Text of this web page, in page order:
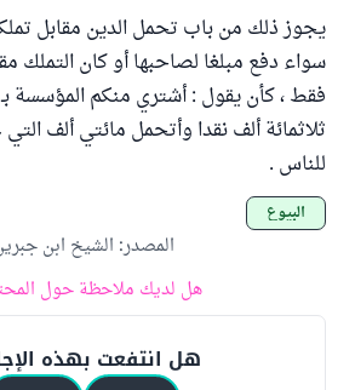
يجوز ذلك من باب تحمل الدين مقابل
سواء دفع مبلغا لصاحبها أو كان التملك
ثلاثمائة ألف نقدا وأتحمل مائتي ألف
للناس .
البيوع
المصدر: الشيخ ابن
هل لديك ملاحظة حول
هل انتفعت بهذه